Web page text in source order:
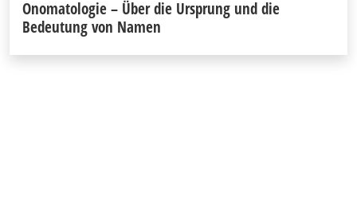
Onomatologie – Über die Ursprung und die
Bedeutung von Namen